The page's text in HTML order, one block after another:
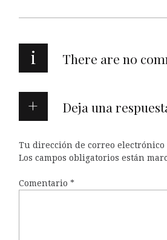
i There are no
Deja una
Tu dirección de correo
Los campos obligatorios están
Comentario *